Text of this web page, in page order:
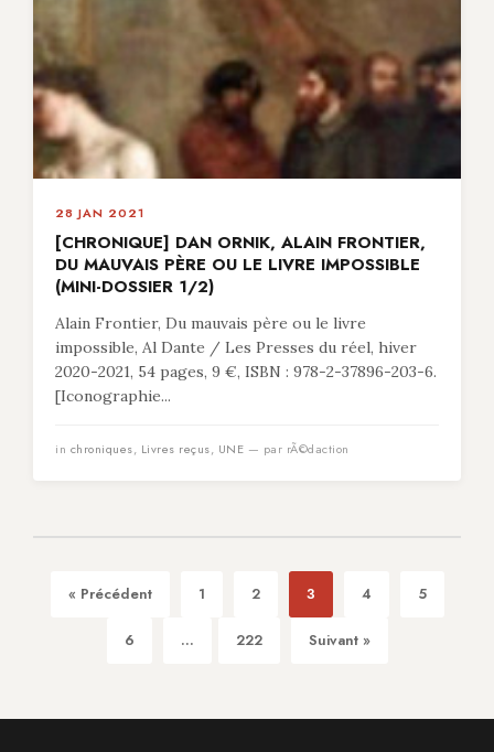
28 JAN 2021
[CHRONIQUE] DAN ORNIK, ALAIN FRONTIER,
DU MAUVAIS PÈRE OU LE LIVRE IMPOSSIBLE
(MINI-DOSSIER 1/2)
Alain Frontier, Du mauvais père ou le livre
impossible, Al Dante / Les Presses du réel, hiver
2020-2021, 54 pages, 9 €, ISBN : 978-2-37896-203-6.
[Iconographie...
in chroniques, Livres reçus, UNE — par rÃ©daction
« Précédent 1 2 3 4 5
6 ... 222 Suivant »